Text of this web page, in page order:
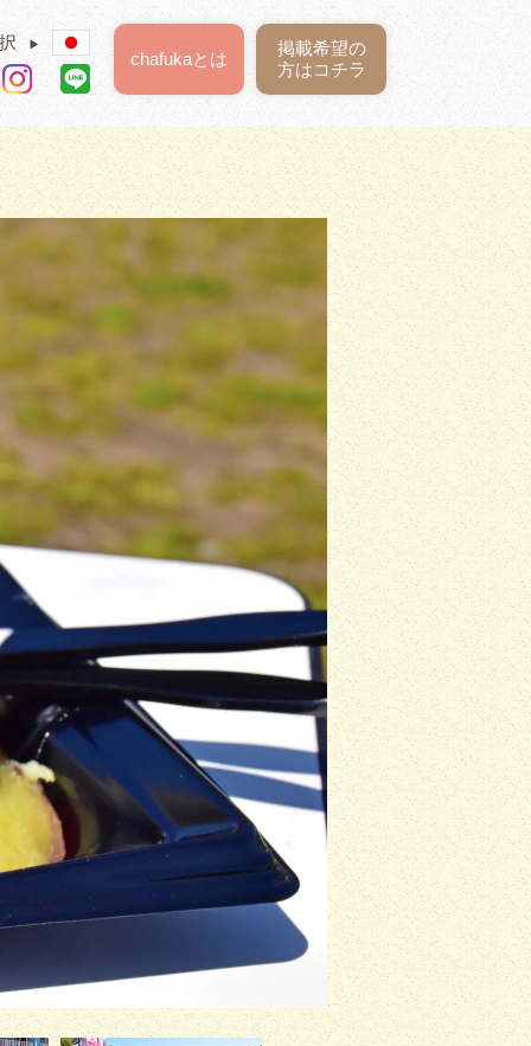
▶
掲載希望の
方はコチラ
chafukaとは